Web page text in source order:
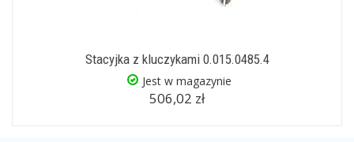
Stacyjka z kluczykami 0.015.0485.4
Jest w magazynie
506,02 zł